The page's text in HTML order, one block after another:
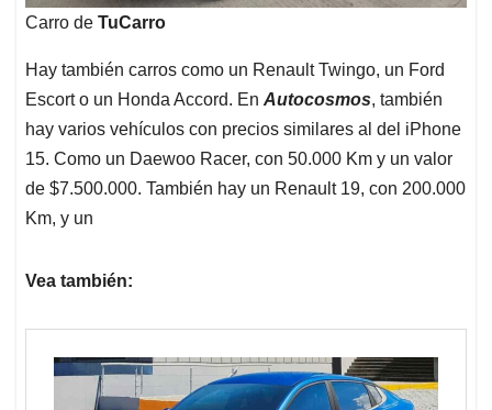
Carro de TuCarro
Hay también carros como un Renault Twingo, un Ford
Escort o un Honda Accord. En Autocosmos, también
hay varios vehículos con precios similares al del iPhone
15. Como un Daewoo Racer, con 50.000 Km y un valor
de $7.500.000. También hay un Renault 19, con 200.000
Km, y un
Vea también: